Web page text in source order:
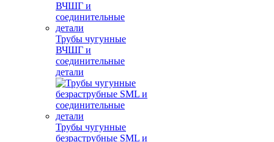
Трубы чугунные
ВЧШГ и
соединительные
детали
Трубы чугунные
безраструбные SML и